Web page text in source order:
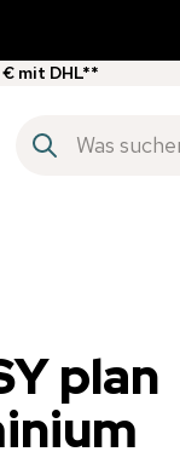
mit DHL**
plan